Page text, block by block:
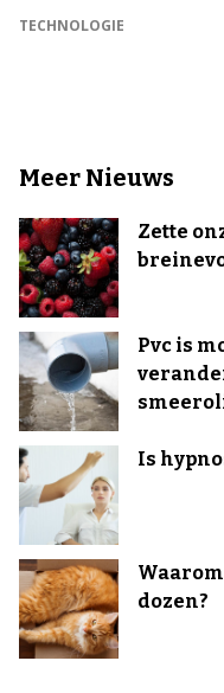
TECHNOLOGIE
Meer Nieuws
Zette
Pvc is
Is
dozen?